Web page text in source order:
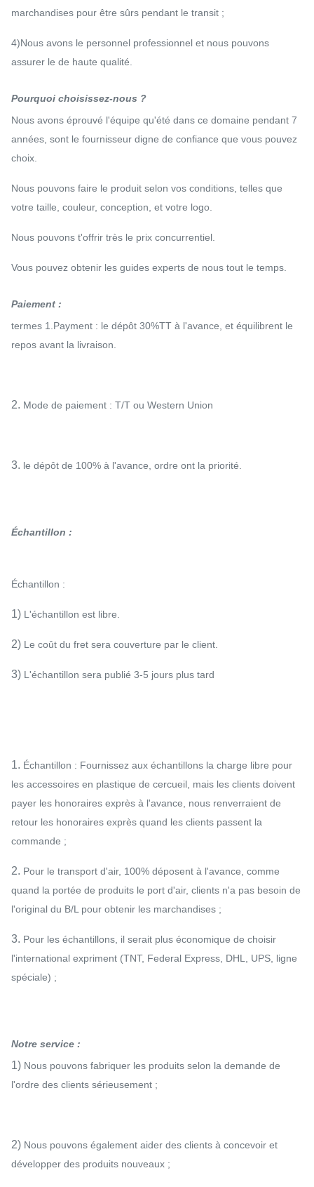
marchandises pour être sûrs pendant le transit ;
4)Nous avons le personnel professionnel et nous pouvons
assurer le de haute qualité.
Pourquoi choisissez-nous ?
Nous avons éprouvé l'équipe qu'été dans ce domaine pendant 7
années, sont le fournisseur digne de confiance que vous pouvez
choix.
Nous pouvons faire le produit selon vos conditions, telles que
votre taille, couleur, conception, et votre logo.
Nous pouvons t'offrir très le prix concurrentiel.
Vous pouvez obtenir les guides experts de nous tout le temps.
Paiement :
termes 1.Payment : le dépôt 30%TT à l'avance, et équilibrent le
repos avant la livraison.
2. Mode de paiement : T/T ou Western Union
3. le dépôt de 100% à l'avance, ordre ont la priorité.
Échantillon :
Échantillon :
1) L'échantillon est libre.
2) Le coût du fret sera couverture par le client.
3) L'échantillon sera publié 3-5 jours plus tard
1. Échantillon : Fournissez aux échantillons la charge libre pour
les accessoires en plastique de cercueil, mais les clients doivent
payer les honoraires exprès à l'avance, nous renverraient de
retour les honoraires exprès quand les clients passent la
commande ;
2. Pour le transport d'air, 100% déposent à l'avance, comme
quand la portée de produits le port d'air, clients n'a pas besoin de
l'original du B/L pour obtenir les marchandises ;
3. Pour les échantillons, il serait plus économique de choisir
l'international expriment (TNT, Federal Express, DHL, UPS, ligne
spéciale) ;
Notre service :
1) Nous pouvons fabriquer les produits selon la demande de
l'ordre des clients sérieusement ;
2) Nous pouvons également aider des clients à concevoir et
développer des produits nouveaux ;